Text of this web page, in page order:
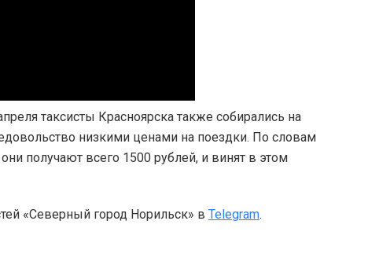
таксисты Красноярска также собирались на
низкими ценами на поездки. По словам
получают всего 1500 рублей, и винят в этом
«Северный город Норильск» в Telegram.